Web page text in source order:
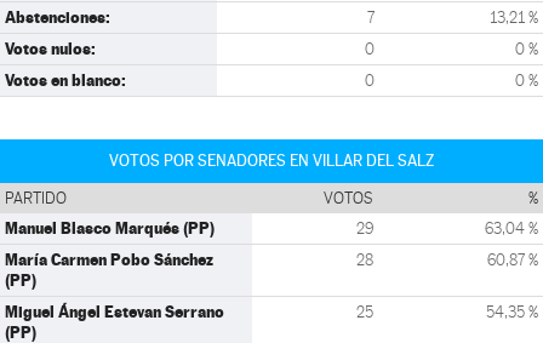
Abstenciones: 7 13,21 %
Votos nulos: 0 0 %
Votos en blanco: 0 0 %
VOTOS POR SENADORES EN VILLAR DEL SALZ
PARTIDO VOTOS %
Manuel Blasco Marqués (PP) 29 63,04 %
María Carmen Pobo Sánchez
(PP)
28 60,87 %
Miguel Ángel Estevan Serrano
(PP)
25 54,35 %